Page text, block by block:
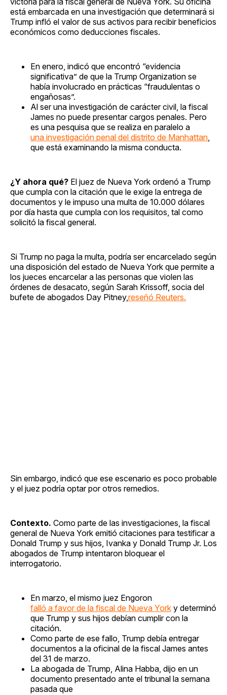
está embarcada en una investigación que determinará si
Trump infló el valor de sus activos para recibir beneficios
económicos como deducciones fiscales.
En enero, indicó que encontró “evidencia
significativa” de que la Trump Organization se
había involucrado en prácticas “fraudulentas o
engañosas”.
Al ser una investigación de carácter civil, la fiscal
James no puede presentar cargos penales. Pero
es una pesquisa que se realiza en paralelo a
una investigación penal del distrito de Manhattan
que está examinando la misma conducta.
¿Y ahora qué? El juez de Nueva York ordenó a Trump
que cumpla con la citación que le exige la entrega de
documentos y le impuso una multa de 10.000 dólares
por día hasta que cumpla con los requisitos, tal como
solicitó la fiscal general.
Si Trump no paga la multa, podría ser encarcelado según
una disposición del estado de Nueva York que permite a
los jueces encarcelar a las personas que violen las
órdenes de desacato, según Sarah Krissoff, socia del
bufete de abogados Day Pitney,reseñó Reuters.
Sin embargo, indicó que ese escenario es poco probable
y el juez podría optar por otros remedios.
Contexto. Como parte de las investigaciones, la fiscal
general de Nueva York emitió citaciones para testificar a
Donald Trump y sus hijos, Ivanka y Donald Trump Jr. Los
abogados de Trump intentaron bloquear el
interrogatorio.
En marzo, el mismo juez Engoron
falló a favor de la fiscal de Nueva York y determinó
que Trump y sus hijos debían cumplir con la
citación.
Como parte de ese fallo, Trump debía entregar
documentos a la oficinal de la fiscal James antes
del 31 de marzo.
La abogada de Trump, Alina Habba, dijo en un
documento presentado ante el tribunal la semana
pasada que